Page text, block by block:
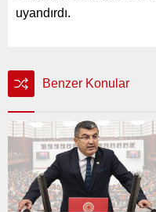
uyandırdı.
Benzer Konular